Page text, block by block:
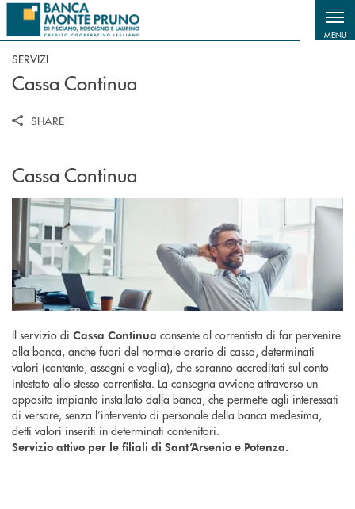
Salta al contenuto principale
MENU
SERVIZI
Cassa Continua
SHARE
Cassa Continua
Il servizio di Cassa Continua consente al correntista di far pervenire
alla banca, anche fuori del normale orario di cassa, determinati
valori (contante, assegni e vaglia), che saranno accreditati sul conto
intestato allo stesso correntista. La consegna avviene attraverso un
apposito impianto installato dalla banca, che permette agli interessati
di versare, senza l’intervento di personale della banca medesima,
detti valori inseriti in determinati contenitori.
Servizio attivo per le filiali di Sant’Arsenio e Potenza.